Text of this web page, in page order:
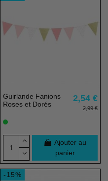
Guirlande Fanions
Roses et Dorés
2,54 €
2,99 €
Ajouter au
panier
-15%